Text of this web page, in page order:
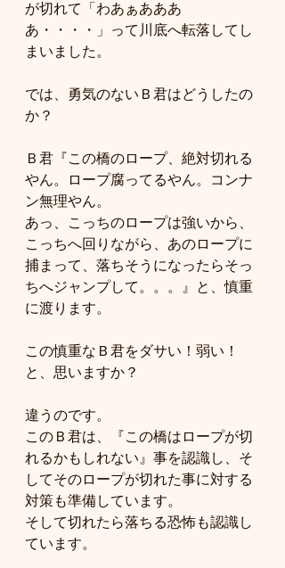
が切れて「わあぁあああ
あ・・・・」って川底へ転落してし
まいました。
では、勇気のないＢ君はどうしたの
か？
Ｂ君『この橋のロープ、絶対切れる
やん。ロープ腐ってるやん。コンナ
ン無理やん。
あっ、こっちのロープは強いから、
こっちへ回りながら、あのロープに
捕まって、落ちそうになったらそっ
ちへジャンプして。。。』と、慎重
に渡ります。
この慎重なＢ君をダサい！弱い！
と、思いますか？
違うのです。
このＢ君は、『この橋はロープが切
れるかもしれない』事を認識し、そ
してそのロープが切れた事に対する
対策も準備しています。
そして切れたら落ちる恐怖も認識し
ています。